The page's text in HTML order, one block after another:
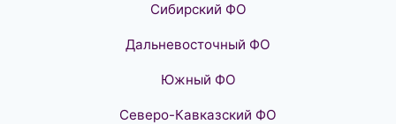
Сибирский ФО
Дальневосточный ФО
Южный ФО
Северо-Кавказский ФО